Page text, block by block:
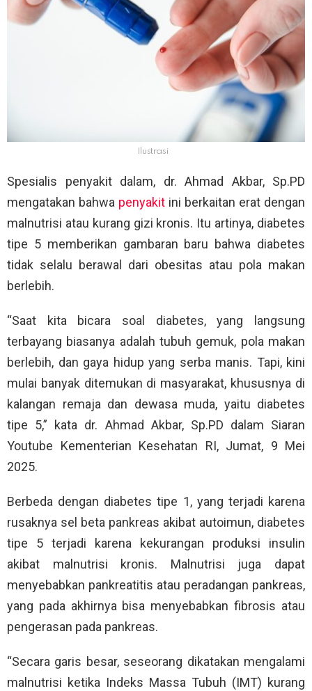
Ilustrasi
Spesialis penyakit dalam, dr. Ahmad Akbar, Sp.PD
mengatakan bahwa penyakit ini berkaitan erat dengan
malnutrisi atau kurang gizi kronis. Itu artinya, diabetes
tipe 5 memberikan gambaran baru bahwa diabetes
tidak selalu berawal dari obesitas atau pola makan
berlebih.
“Saat kita bicara soal diabetes, yang langsung
terbayang biasanya adalah tubuh gemuk, pola makan
berlebih, dan gaya hidup yang serba manis. Tapi, kini
mulai banyak ditemukan di masyarakat, khususnya di
kalangan remaja dan dewasa muda, yaitu diabetes
tipe 5,” kata dr. Ahmad Akbar, Sp.PD dalam Siaran
Youtube Kementerian Kesehatan RI, Jumat, 9 Mei
2025.
Berbeda dengan diabetes tipe 1, yang terjadi karena
rusaknya sel beta pankreas akibat autoimun, diabetes
tipe 5 terjadi karena kekurangan produksi insulin
akibat malnutrisi kronis. Malnutrisi juga dapat
menyebabkan pankreatitis atau peradangan pankreas,
yang pada akhirnya bisa menyebabkan fibrosis atau
pengerasan pada pankreas.
“Secara garis besar, seseorang dikatakan mengalami
malnutrisi ketika Indeks Massa Tubuh (IMT) kurang